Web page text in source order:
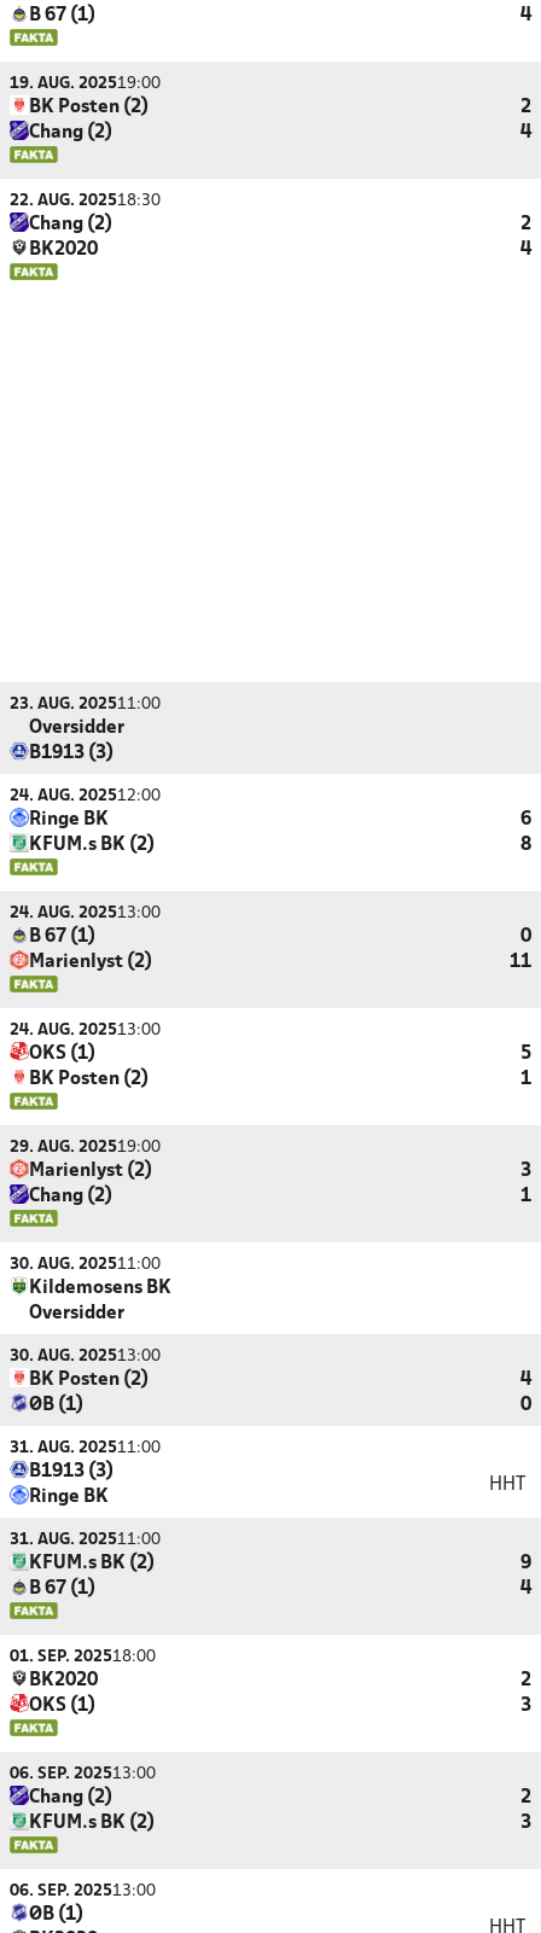
B 67 (1)
4
19. AUG. 202519:00
BK Posten (2)
2
Chang (2)
4
22. AUG. 202518:30
Chang (2)
2
BK2020
4
23. AUG. 202511:00
Oversidder
B1913 (3)
24. AUG. 202512:00
Ringe BK
6
KFUM.s BK (2)
8
24. AUG. 202513:00
B 67 (1)
0
Marienlyst (2)
11
24. AUG. 202513:00
OKS (1)
5
BK Posten (2)
1
29. AUG. 202519:00
Marienlyst (2)
3
Chang (2)
1
30. AUG. 202511:00
Kildemosens BK
Oversidder
30. AUG. 202513:00
BK Posten (2)
4
ØB (1)
0
31. AUG. 202511:00
B1913 (3)
Ringe BK
HHT
31. AUG. 202511:00
KFUM.s BK (2)
9
B 67 (1)
4
01. SEP. 202518:00
BK2020
2
OKS (1)
3
06. SEP. 202513:00
Chang (2)
2
KFUM.s BK (2)
3
06. SEP. 202513:00
ØB (1)
HHT